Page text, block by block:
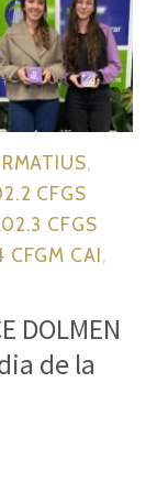
CFGS
02.3 CFGS
CFGM CAI
DOLMEN
de la